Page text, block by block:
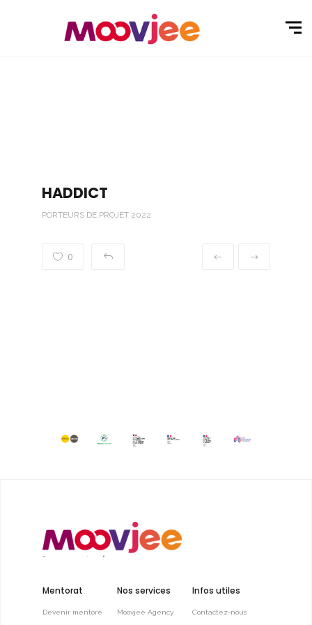
HADDICT
PORTEURS DE PROJET 2022
0
Mentorat
Devenir mentoré
Nos services
Moovjee Agency
Infos utiles
Contactez-nous